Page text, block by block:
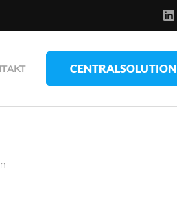
CENTRALSOLUTION